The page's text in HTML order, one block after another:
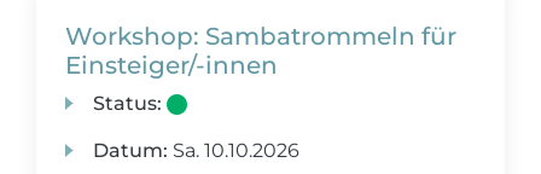
Workshop: Sambatrommeln für
Einsteiger/-innen
Status:
Datum: Sa. 10.10.2026